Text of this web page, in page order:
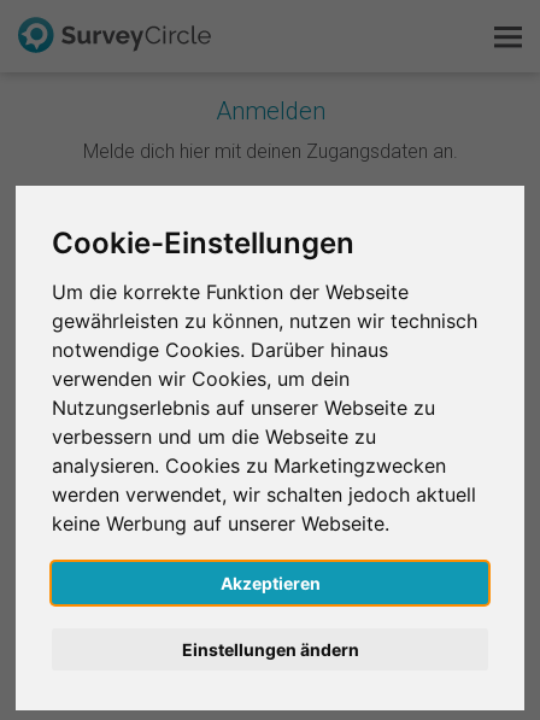
Cookie-Einstellungen
Um die korrekte Funktion der Webseite
gewährleisten zu können, nutzen wir technisch
notwendige Cookies. Darüber hinaus
verwenden wir Cookies, um dein
Nutzungserlebnis auf unserer Webseite zu
verbessern und um die Webseite zu
analysieren. Cookies zu Marketingzwecken
werden verwendet, wir schalten jedoch aktuell
keine Werbung auf unserer Webseite.
Akzeptieren
Einstellungen ändern
Anmelden
Melde dich hier mit deinen Zugangsdaten an.
Weiter mit Google
Weiter mit Facebook
ODER
E-Mail
Passwort*
Passwort vergessen?
Das ist SurveyCircle
FAQ
Kostenlos registrieren
Anmelden
Nederlands